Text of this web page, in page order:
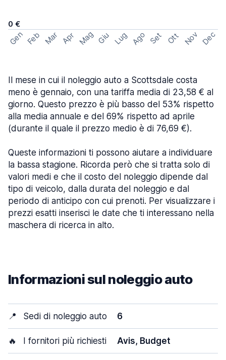
0 €
Gen Feb Mar Apr Mag Giu Lug Ago Set Ott Nov Dec
Il mese in cui il noleggio auto a Scottsdale costa
meno è gennaio, con una tariffa media di 23,58 € al
giorno. Questo prezzo è più basso del 53% rispetto
alla media annuale e del 69% rispetto ad aprile
(durante il quale il prezzo medio è di 76,69 €).
Queste informazioni ti possono aiutare a individuare
la bassa stagione. Ricorda però che si tratta solo di
valori medi e che il costo del noleggio dipende dal
tipo di veicolo, dalla durata del noleggio e dal
periodo di anticipo con cui prenoti. Per visualizzare i
prezzi esatti inserisci le date che ti interessano nella
maschera di ricerca in alto.
Informazioni sul noleggio auto
📍 Sedi di noleggio auto 6
🔥 I fornitori più richiesti Avis, Budget